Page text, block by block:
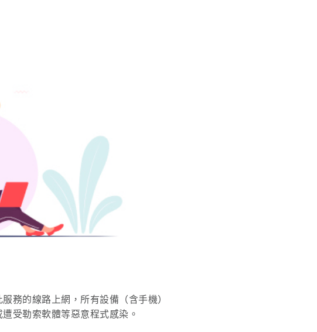
務的線路上網，所有設備（含手機）
受勒索軟體等惡意程式感染。